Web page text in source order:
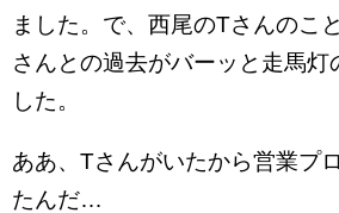
ました。で、西尾のTさんのこ
さんとの過去がバーッと走馬灯
した。
ああ、Tさんがいたから営業プ
たんだ…